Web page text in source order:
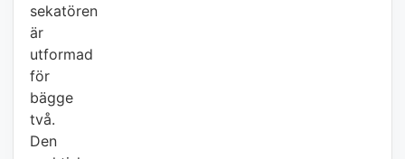
sekatören
är
utformad
för
bägge
två.
Den